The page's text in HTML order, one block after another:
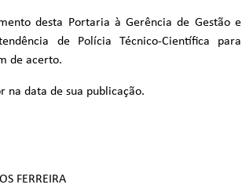
desta Portaria à Gerência de Gestão e
de Polícia Técnico-Científica para
de acerto.
data de sua publicação.
FERREIRA